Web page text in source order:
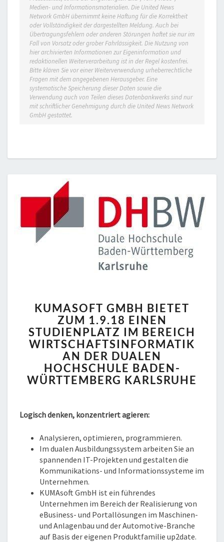
Medien- und Informationsmaterialien. Die United News
Network GmbH übernimmt keine Haftung für die Korrektheit
oder Vollständigkeit der dargestellten Meldung. Auch bei
Übertragungsfehlern oder anderen Störungen haftet sie nur im
Fall von Vorsatz oder grober Fahrlässigkeit. Die Nutzung von
hier archivierten Informationen zur Eigeninformation und
redaktionellen Weiterverarbeitung ist in der Regel kostenfrei.
Bitte klären Sie vor einer Weiterverwendung urheberrechtliche
Fragen mit dem angegebenen Herausgeber. Eine
systematische Speicherung dieser Daten sowie die
Verwendung auch von Teilen dieses Datenbankwerks sind nur
mit schriftlicher Genehmigung durch die United News Network
GmbH gestattet.
GMBH
BIETET
ZUM
1.9.18
EINEN
STUDIENPLATZ
IM
BEREICH
DER
HOCHSCHULE
BADEN-
WÜRTTEMBERG
KARLSRUHE
KUMASOFT GMBH BIETET
ZUM 1.9.18 EINEN
STUDIENPLATZ IM BEREICH
WIRTSCHAFTSINFORMATIK
AN DER DUALEN
HOCHSCHULE BADEN-
WÜRTTEMBERG KARLSRUHE
Logisch denken, konzentriert agieren:
Analysieren, optimieren, programmieren.
Im dualen Ausbildungssystem arbeiten Sie an
spannenden IT-Projekten und gestalten die
Kommunikations- und Informationssysteme im
Unternehmen.
KUMAsoft GmbH ist ein führendes
Unternehmen im Bereich der Realisierung von
eBusiness- und Portallösungen im Maschinen-
und Anlagenbau und der Automotive-Branche
auf Basis der eigenen Produktfamilie up2date.